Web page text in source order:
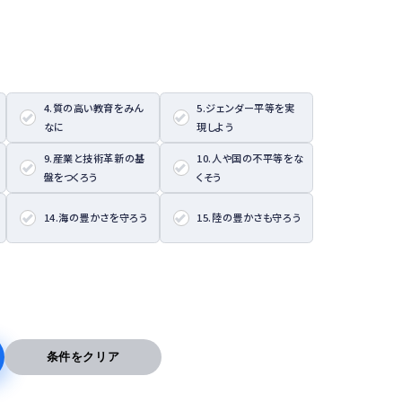
4.質の高い教育をみん
なに
5.ジェンダー平等を実
現しよう
9.産業と技術革新の基
盤をつくろう
10.人や国の不平等をな
くそう
14.海の豊かさを守ろう 15.陸の豊かさも守ろう